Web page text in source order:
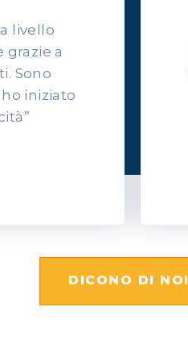
livello
a
Sono
iniziato
DICONO DI NOI